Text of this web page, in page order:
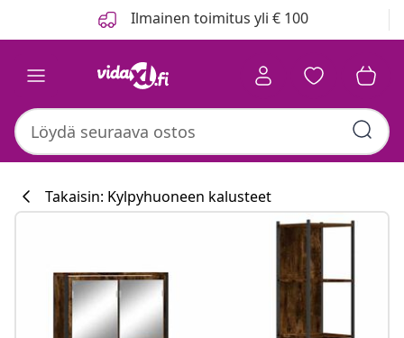
Ilmainen toimitus yli € 100
Takaisin: Kylpyhuoneen kalusteet